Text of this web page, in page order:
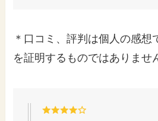
＊口コミ、評判は個人の感想
を証明するものではありませ